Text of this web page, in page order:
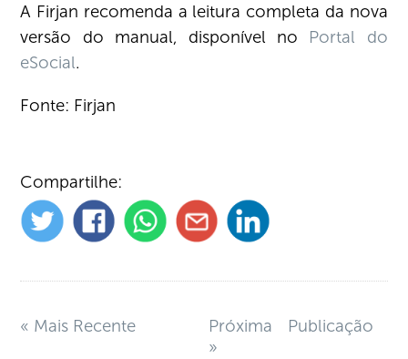
A Firjan recomenda a leitura completa da nova
versão do manual, disponível no Portal do
eSocial.
Fonte: Firjan
Compartilhe:
« Mais Recente
Próxima Publicação
»